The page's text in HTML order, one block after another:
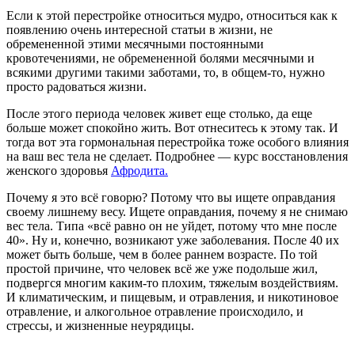
Если к этой перестройке относиться мудро, относиться как к
появлению очень интересной статьи в жизни, не
обремененной этими месячными постоянными
кровотечениями, не обремененной болями месячными и
всякими другими такими заботами, то, в общем-то, нужно
просто радоваться жизни.
После этого периода человек живет еще столько, да еще
больше может спокойно жить. Вот отнеситесь к этому так. И
тогда вот эта гормональная перестройка тоже особого влияния
на ваш вес тела не сделает. Подробнее — курс восстановления
женского здоровья Афродита.
Почему я это всё говорю? Потому что вы ищете оправдания
своему лишнему весу. Ищете оправдания, почему я не снимаю
вес тела. Типа «всё равно он не уйдет, потому что мне после
40». Ну и, конечно, возникают уже заболевания. После 40 их
может быть больше, чем в более раннем возрасте. По той
простой причине, что человек всё же уже подольше жил,
подвергся многим каким-то плохим, тяжелым воздействиям.
И климатическим, и пищевым, и отравления, и никотиновое
отравление, и алкогольное отравление происходило, и
стрессы, и жизненные неурядицы.